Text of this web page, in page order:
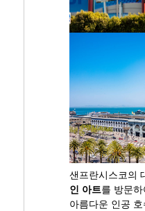
샌프란시스코의
인 아트를 방문
아름다운 인공